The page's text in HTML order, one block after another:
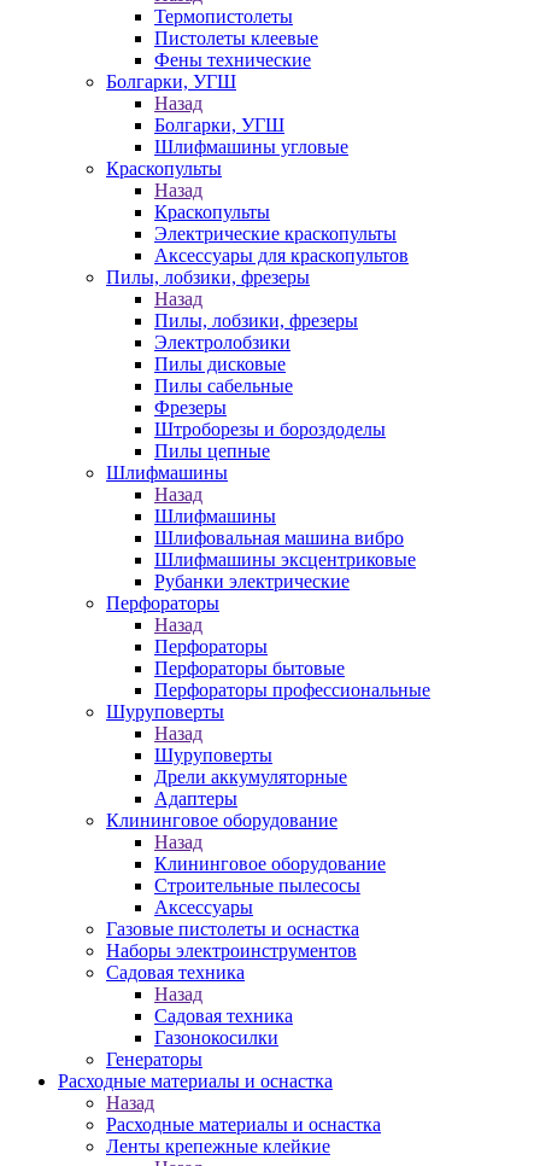
Термопистолеты
Пистолеты клеевые
Фены технические
Болгарки, УГШ
Назад
Болгарки, УГШ
Шлифмашины угловые
Краскопульты
Назад
Краскопульты
Электрические краскопульты
Аксессуары для краскопультов
Пилы, лобзики, фрезеры
Назад
Пилы, лобзики, фрезеры
Электролобзики
Пилы дисковые
Пилы сабельные
Фрезеры
Штроборезы и бороздоделы
Пилы цепные
Шлифмашины
Назад
Шлифмашины
Шлифовальная машина вибро
Шлифмашины эксцентриковые
Рубанки электрические
Перфораторы
Назад
Перфораторы
Перфораторы бытовые
Перфораторы профессиональные
Шуруповерты
Назад
Шуруповерты
Дрели аккумуляторные
Адаптеры
Клининговое оборудование
Назад
Клининговое оборудование
Строительные пылесосы
Аксессуары
Газовые пистолеты и оснастка
Наборы электроинструментов
Садовая техника
Назад
Садовая техника
Газонокосилки
Генераторы
Расходные материалы и оснастка
Назад
Расходные материалы и оснастка
Ленты крепежные клейкие